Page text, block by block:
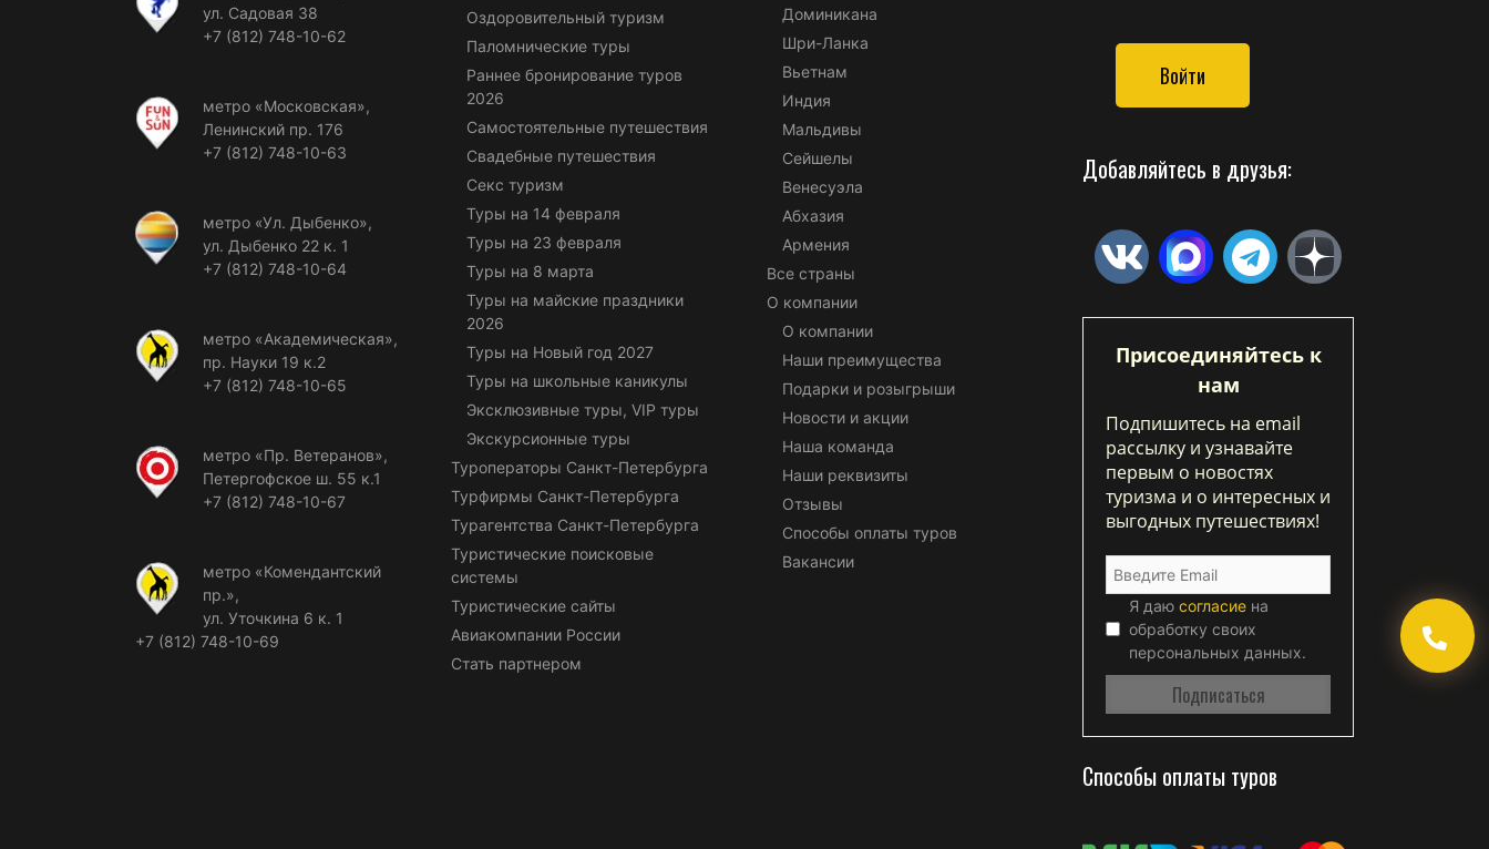
ул. Садовая 38
+7 (812) 748-10-62
метро «Московская»,
Ленинский пр. 176
+7 (812) 748-10-63
метро «Ул. Дыбенко»,
ул. Дыбенко 22 к. 1
+7 (812) 748-10-64
метро «Академическая»,
пр. Науки 19 к.2
+7 (812) 748-10-65
метро «Пр. Ветеранов»,
Петергофское ш. 55 к.1
+7 (812) 748-10-67
метро «Комендантский
пр.»,
ул. Уточкина 6 к. 1
+7 (812) 748-10-69
Оздоровительный туризм
Паломнические туры
Раннее бронирование туров
2026
Самостоятельные путешествия
Свадебные путешествия
Секс туризм
Туры на 14 февраля
Туры на 23 февраля
Туры на 8 марта
Туры на майские праздники
2026
Туры на Новый год 2027
Туры на школьные каникулы
Эксклюзивные туры, VIP туры
Экскурсионные туры
Туроператоры Санкт-Петербурга
Турфирмы Санкт-Петербурга
Турагентства Санкт-Петербурга
Туристические поисковые
системы
Туристические сайты
Авиакомпании России
Стать партнером
Доминикана
Шри-Ланка
Вьетнам
Индия
Мальдивы
Сейшелы
Венесуэла
Абхазия
Армения
Все страны
О компании
О компании
Наши преимущества
Подарки и розыгрыши
Новости и акции
Наша команда
Наши реквизиты
Отзывы
Способы оплаты туров
Вакансии
Войти
Добавляйтесь в друзья:
Присоединяйтесь к
нам
Подпишитесь на email
рассылку и узнавайте
первым о новостях
туризма и о интересных и
выгодных путешествиях!
Я даю согласие на
обработку своих
персональных данных.
Способы оплаты туров